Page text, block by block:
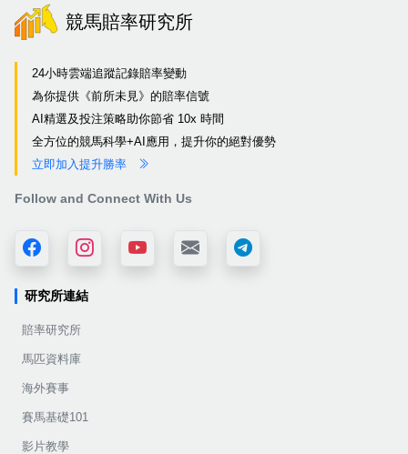
競馬賠率研究所
24小時雲端追蹤記錄賠率變動
為你提供《前所未見》的賠率信號
AI精選及投注策略助你節省 10x 時間
全方位的競馬科學+AI應用，提升你的絕對優勢
立即加入提升勝率
Follow and Connect With Us
研究所連結
賠率研究所
馬匹資料庫
海外賽事
賽馬基礎101
影片教學